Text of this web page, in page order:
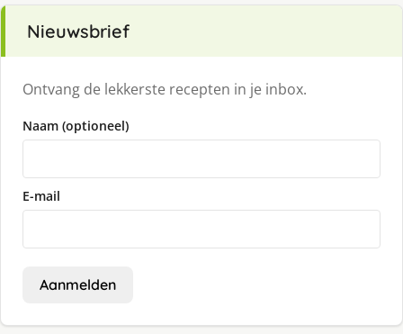
Nieuwsbrief
Ontvang de lekkerste recepten in je inbox.
Naam (optioneel)
E-mail
Aanmelden